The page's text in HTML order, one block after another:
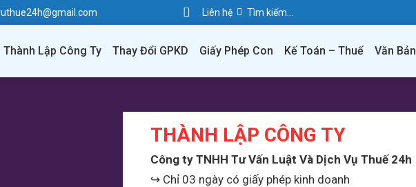
Liên hệ
Thành Lập Công Ty Thay Đổi GPKD Giấy Phép Con Kế Toán – Thuế Văn Bản
THÀNH LẬP CÔNG TY
Công ty TNHH Tư Vấn Luật Và Dịch Vụ Thuế 24h
↪️ Chỉ 03 ngày có giấy phép kinh doanh